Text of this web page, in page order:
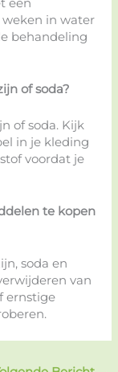
een
in water
behandeling
of soda?
of soda. Kijk
in je kleding
voordat je
te kopen
soda en
van
ernstige